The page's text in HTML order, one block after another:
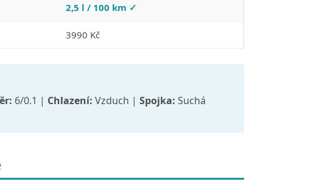
2,5 l / 100 km ✓
3990 Kč
6/0.1 | Chlazení: Vzduch | Spojka: Suchá